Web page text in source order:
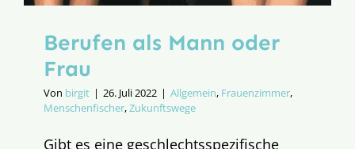
Berufen als Mann oder
Frau
Von birgit | 26. Juli 2022 | Allgemein, Frauenzimmer,
Menschenfischer,Zukunftswege
Gibt es eine geschlechtsspezifische